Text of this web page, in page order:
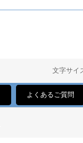
文字サイ
よくあるご質問